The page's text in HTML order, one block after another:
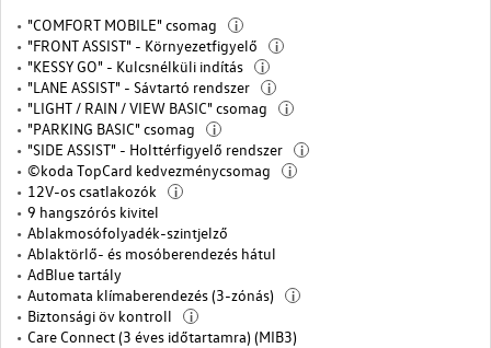
"COMFORT MOBILE" csomag i
"FRONT ASSIST" - Környezetfigyelő i
"KESSY GO" - Kulcsnélküli indítás i
"LANE ASSIST" - Sávtartó rendszer i
"LIGHT / RAIN / VIEW BASIC" csomag i
"PARKING BASIC" csomag i
"SIDE ASSIST" - Holttérfigyelő rendszer i
©koda TopCard kedvezménycsomag i
12V-os csatlakozók i
9 hangszórós kivitel
Ablakmosófolyadék-szintjelző
Ablaktörlő- és mosóberendezés hátul
AdBlue tartály
Automata klímaberendezés (3-zónás)
i
Biztonsági öv kontroll i
Care Connect (3 éves időtartamra) (MIB3)